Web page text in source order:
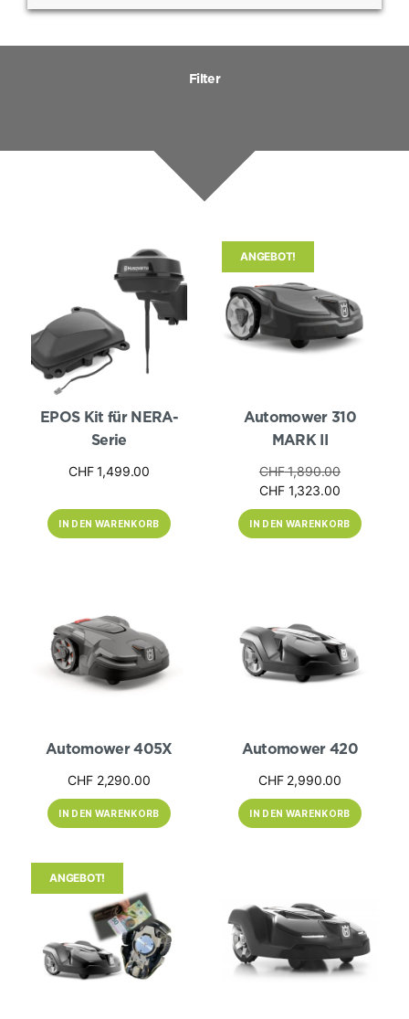
Filter
EPOS Kit für NERA-
Serie
CHF1,499.00
IN DEN WARENKORB
ANGEBOT!
Automower 310
MARK II
CHF1,890.00
war:
CHF
CHF1,323.00Aktueller
Preis
ist:
IN DEN WARENKORB
Automower 405X
CHF2,290.00
IN DEN WARENKORB
Automower 420
CHF2,990.00
IN DEN WARENKORB
ANGEBOT!